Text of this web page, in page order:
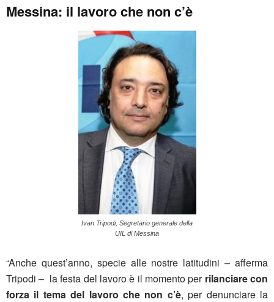
Messina: il lavoro che non c’è
Ivan Tripodi, Segretario generale della
UIL di Messina
“Anche quest’anno, specie alle nostre latitudini – afferma
Tripodi – la festa del lavoro è il momento per rilanciare con
forza il tema del lavoro che non c’è, per denunciare la